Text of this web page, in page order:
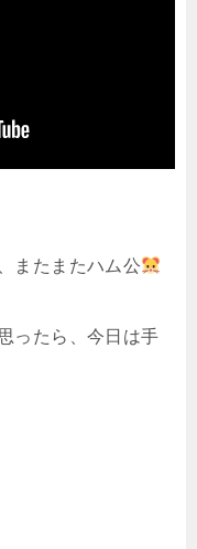
またまたハム公
ったら、今日は手